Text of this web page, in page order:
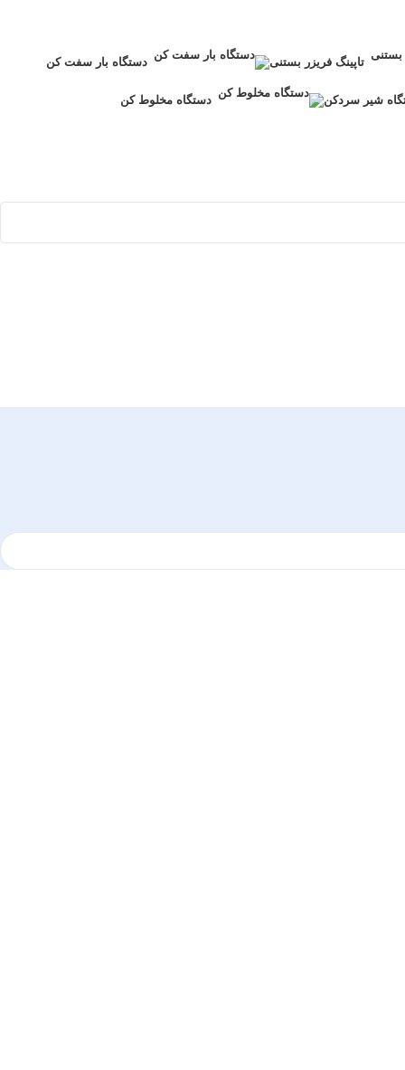
تاپینگ فریزر بستنی دستگاه بار سفت کن
شیر سردکن دستگاه مخلوط کن